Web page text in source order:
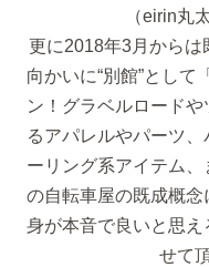
（eirin丸
更に2018年3月からは
向かいに“別館”とし
ン！グラベルロード
るアパレルやパーツ
ーリング系アイテム
の自転車屋の既成概
身が本音で良いと思
せて